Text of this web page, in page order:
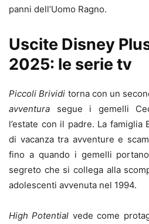
panni dell’Uomo Ragno.
Uscite Disney
2025: le serie tv
Piccoli Brividi torna con un
avventura segue i gemelli
l’estate con il padre. La
di vacanza tra avventure e
fino a quando i gemelli
segreto che si collega alla
adolescenti avvenuta nel 1994.
High Potential vede come